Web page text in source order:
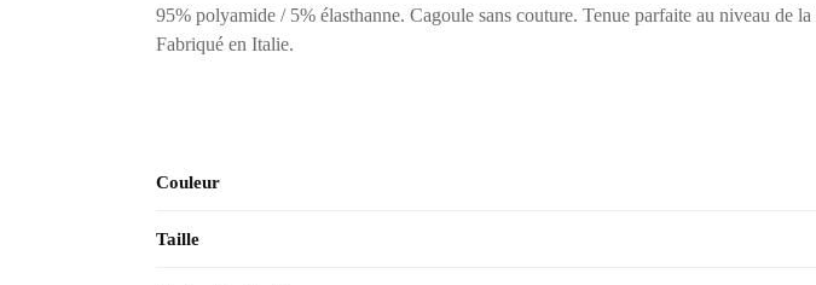
95% polyamide / 5% élasthanne. Cagoule sans couture. Tenue parfaite au niveau de
Fabriqué en Italie.
Couleur
Taille